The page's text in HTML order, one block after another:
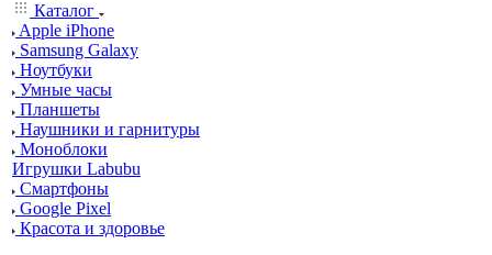
Каталог
Apple iPhone
Samsung Galaxy
Ноутбуки
Умные часы
Планшеты
Наушники и гарнитуры
Моноблоки
Игрушки Labubu
Смартфоны
Google Pixel
Красота и здоровье